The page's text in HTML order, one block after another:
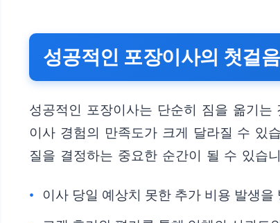
성공적인 포장이사의 첫걸
성공적인 포장이사는 단순히 짐을 옮기
이사 경험의 만족도가 크게 달라질 수 있
질을 결정하는 중요한 순간이 될 수 있습
이사 당일 예상치 못한 추가 비용 발생